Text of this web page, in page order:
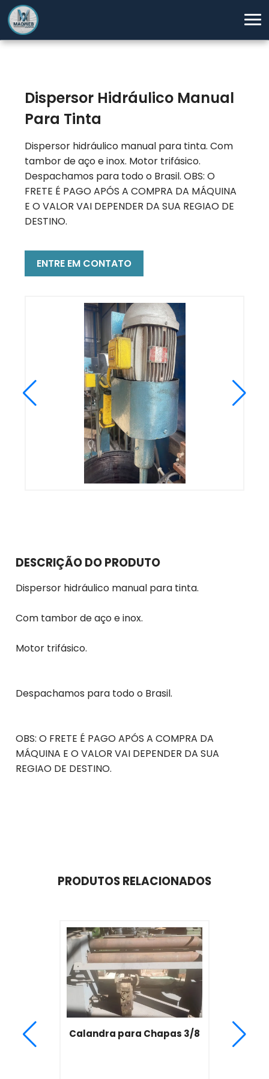
Dispersor Hidráulico Manual
Para Tinta
Dispersor hidráulico manual para tinta. Com
tambor de aço e inox. Motor trifásico.
Despachamos para todo o Brasil. OBS: O
FRETE É PAGO APÓS A COMPRA DA MÁQUINA
E O VALOR VAI DEPENDER DA SUA REGIAO DE
DESTINO.
ENTRE EM CONTATO
DESCRIÇÃO DO PRODUTO
Dispersor hidráulico manual para tinta.
Com tambor de aço e inox.
Motor trifásico.
Despachamos para todo o Brasil.
OBS: O FRETE É PAGO APÓS A COMPRA DA
MÁQUINA E O VALOR VAI DEPENDER DA SUA
REGIAO DE DESTINO.
PRODUTOS RELACIONADOS
Calandra para Chapas 3/8